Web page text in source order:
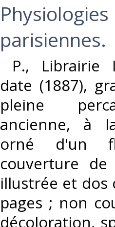
‎Physiologies
parisiennes.‎
P., Librairie
date (1887),
pleine
ancienne, à
orné d'un
couverture
illustrée et dos
pages ; non
décoloration,